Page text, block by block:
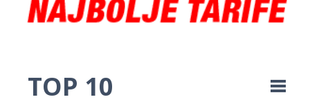
TOP 10